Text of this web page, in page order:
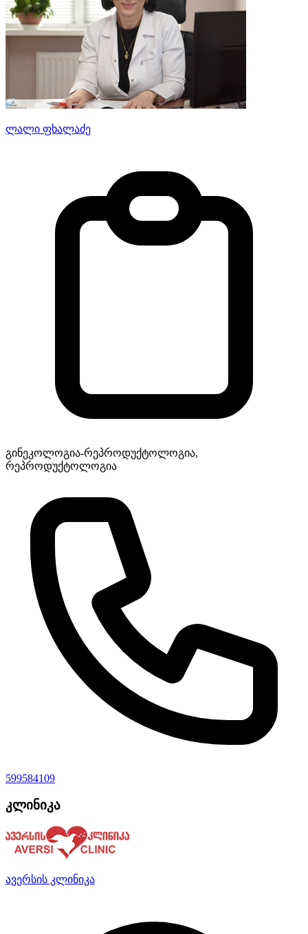
ლალი ფხალაძე
გინეკოლოგია-რეპროდუქტოლოგია,
რეპროდუქტოლოგია
599584109
კლინიკა
ავერსის კლინიკა